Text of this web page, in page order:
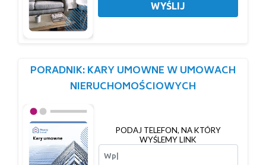
WYŚLIJ
PORADNIK: KARY UMOWNE W UMOWACH
NIERUCHOMOŚCIOWYCH
PODAJ TELEFON, NA KTÓRY
WYŚLEMY LINK